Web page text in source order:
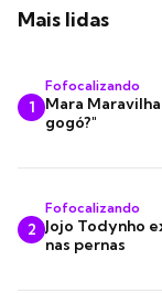
Mais lidas
1
Fofocalizando
Mara
gogó?"
2
Fofocalizando
Jojo Todynho
nas pernas